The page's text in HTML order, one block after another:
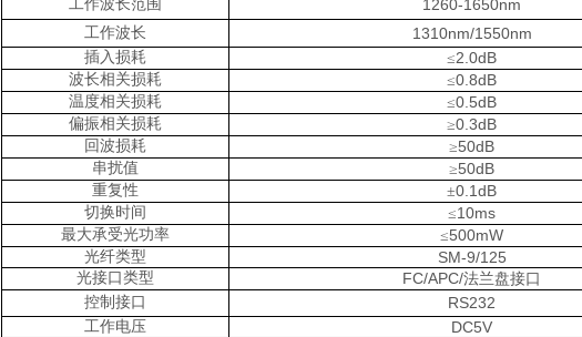
工作波长范围
1260-1650nm
工作波长 1310nm/1550nm
插入损耗 ≤2.0dB
波长相关损耗 ≤0.8dB
温度相关损耗 ≤0.5dB
偏振相关损耗 ≥0.3dB
回波损耗 ≥50dB
串扰值 ≥50dB
重复性 ±0.1dB
切换时间 ≤10ms
最大承受光功率 ≤500mW
光纤类型 SM-9/125
光接口类型 FC/APC/法兰盘接口
控制接口
RS232
工作电压 DC5V